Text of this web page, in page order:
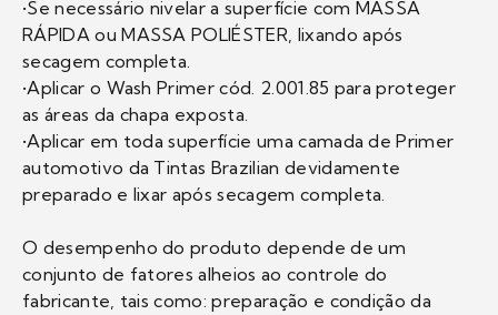
•Se necessário nivelar a superfície com MASSA
RÁPIDA ou MASSA POLIÉSTER, lixando após
secagem completa.
•Aplicar o Wash Primer cód. 2.001.85 para proteger
as áreas da chapa exposta.
•Aplicar em toda superfície uma camada de Primer
automotivo da Tintas Brazilian devidamente
preparado e lixar após secagem completa.
O desempenho do produto depende de um
conjunto de fatores alheios ao controle do
fabricante, tais como: preparação e condição da